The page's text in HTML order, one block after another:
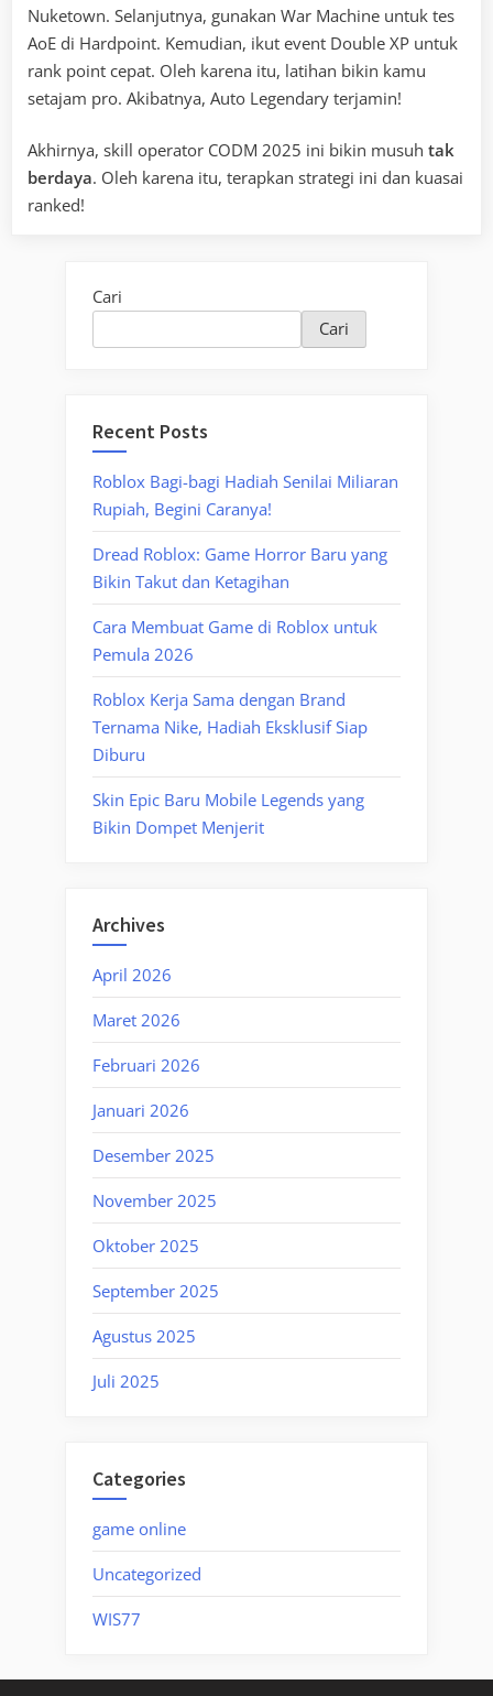
Nuketown. Selanjutnya, gunakan War Machine untuk tes
AoE di Hardpoint. Kemudian, ikut event Double XP untuk
rank point cepat. Oleh karena itu, latihan bikin kamu
setajam pro. Akibatnya, Auto Legendary terjamin!
Akhirnya, skill operator CODM 2025 ini bikin musuh tak
berdaya. Oleh karena itu, terapkan strategi ini dan kuasai
ranked!
Cari
Cari
Recent Posts
Roblox Bagi-bagi Hadiah Senilai Miliaran
Rupiah, Begini Caranya!
Dread Roblox: Game Horror Baru yang
Bikin Takut dan Ketagihan
Cara Membuat Game di Roblox untuk
Pemula 2026
Roblox Kerja Sama dengan Brand
Ternama Nike, Hadiah Eksklusif Siap
Diburu
Skin Epic Baru Mobile Legends yang
Bikin Dompet Menjerit
Archives
April 2026
Maret 2026
Februari 2026
Januari 2026
Desember 2025
November 2025
Oktober 2025
September 2025
Agustus 2025
Juli 2025
Categories
game online
Uncategorized
WIS77